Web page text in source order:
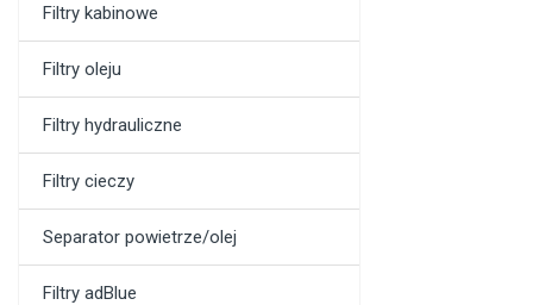
Filtry kabinowe
Filtry oleju
Filtry hydrauliczne
Filtry cieczy
Separator powietrze/olej
Filtry adBlue